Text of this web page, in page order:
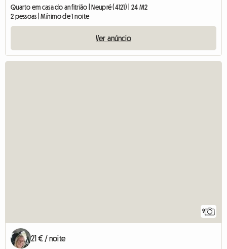
Quarto em casa do anfitrião | Neupré (4121) | 24 M2
2 pessoas | Mínimo de 1 noite
Ver anúncio
9
21 € / noite